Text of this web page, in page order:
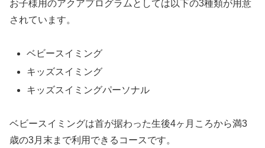
お子様用のアクアプログラムとしては以下の3種類が用意
されています。
ベビースイミング
キッズスイミング
キッズスイミングパーソナル
ベビースイミングは首が据わった生後4ヶ月ころから満3
歳の3月末まで利用できるコースです。